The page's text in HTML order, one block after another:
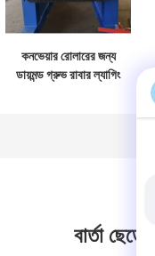
কনভেয়ার রোলারের জন্য
ডায়মন্ড গ্রুভ রাবার ল্যাগিং
বার্তা ছেড়ে